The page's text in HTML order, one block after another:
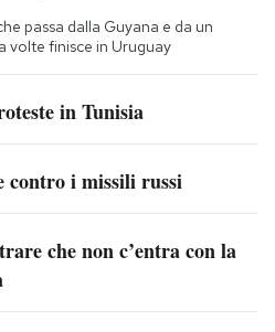
passa dalla Guyana e da un
volte finisce in Uruguay
in Tunisia
contro i missili russi
che non c’entra con la